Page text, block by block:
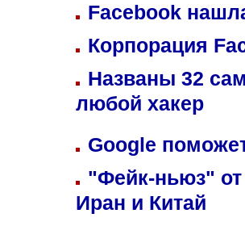
Facebook
Корпорация
Названы 32
любой хакер
Google
"Фейк-ньюз" от
Иран и Китай